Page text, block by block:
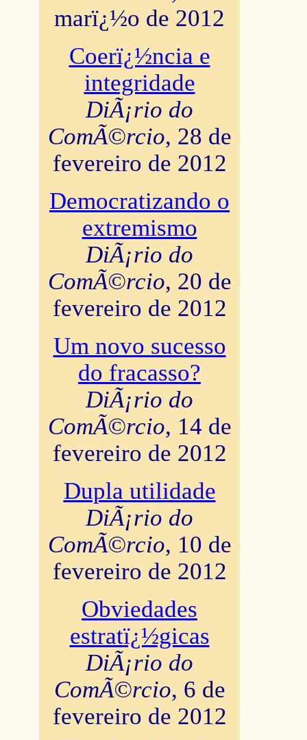
marï¿½o de 2012
Coerï¿½ncia e
integridade
DiÃ¡rio do
ComÃ©rcio, 28 de
fevereiro de 2012
Democratizando o
extremismo
DiÃ¡rio do
ComÃ©rcio, 20 de
fevereiro de 2012
Um novo sucesso
do fracasso?
DiÃ¡rio do
ComÃ©rcio, 14 de
fevereiro de 2012
Dupla utilidade
DiÃ¡rio do
ComÃ©rcio, 10 de
fevereiro de 2012
Obviedades
estratï¿½gicas
DiÃ¡rio do
ComÃ©rcio, 6 de
fevereiro de 2012